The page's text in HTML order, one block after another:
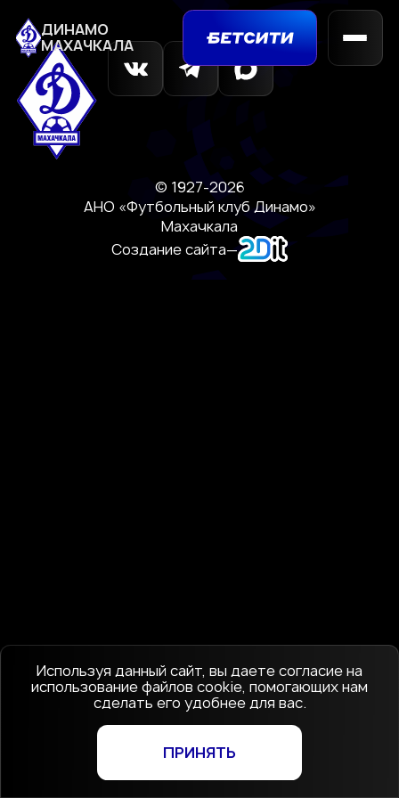
ДИНАМО
МАХАЧКАЛА
© 1927-2026
АНО «Футбольный клуб Динамо»
Махачкала
Создание сайта—
Используя данный сайт, вы даете согласие на
использование файлов cookie, помогающих нам
сделать его удобнее для вас.
ПРИНЯТЬ